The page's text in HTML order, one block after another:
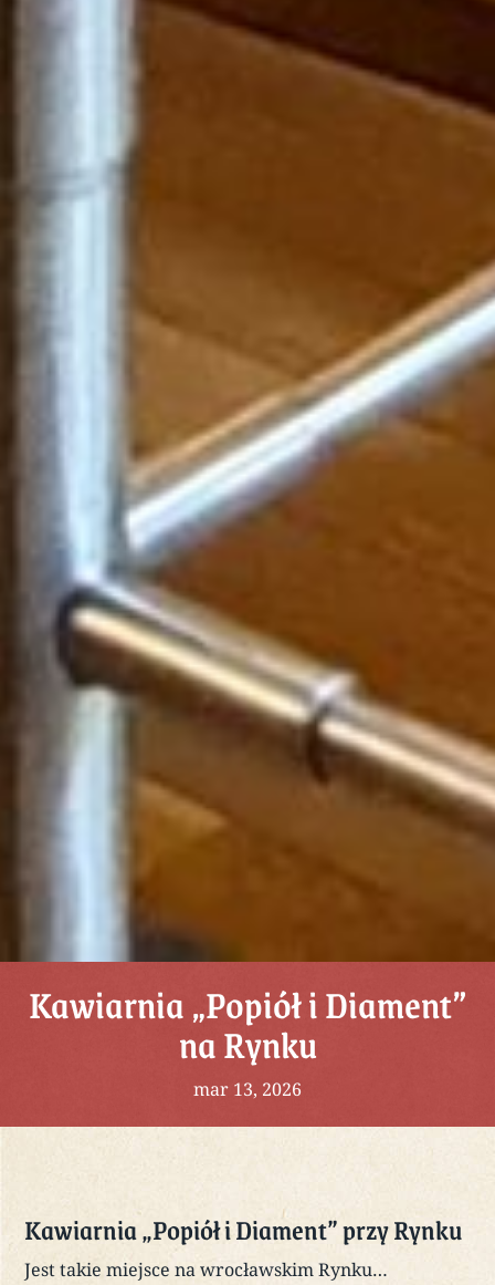
Kawiarnia „Popiół i Diament”
na Rynku
mar 13, 2026
Kawiarnia „Popiół i Diament” przy Rynku
Jest takie miejsce na wrocławskim Rynku…